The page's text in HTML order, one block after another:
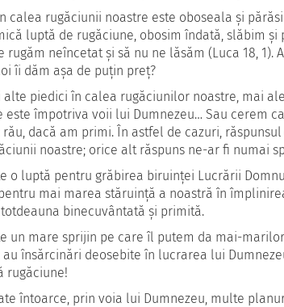
calea rugăciunii noastre este oboseala și
luptă de rugăciune, obosim îndată, slăbim
rugăm neîncetat și să nu ne lăsăm (Luca 18,
îi dăm așa de puțin preț?
alte piedici în calea rugăciunilor noastre, mai
este împotriva voii lui Dumnezeu… Sau cerem
dacă am primi. În astfel de cazuri,
noastre; orice alt răspuns ne-ar fi numai
o luptă pentru grăbirea biruinței Lucrării
mai marea stăruință a noastră în
binecuvântată și primită.
un mare sprijin pe care îl putem da mai-
însărcinări deosebite în lucrarea lui
rugăciune!
întoarce, prin voia lui Dumnezeu, multe